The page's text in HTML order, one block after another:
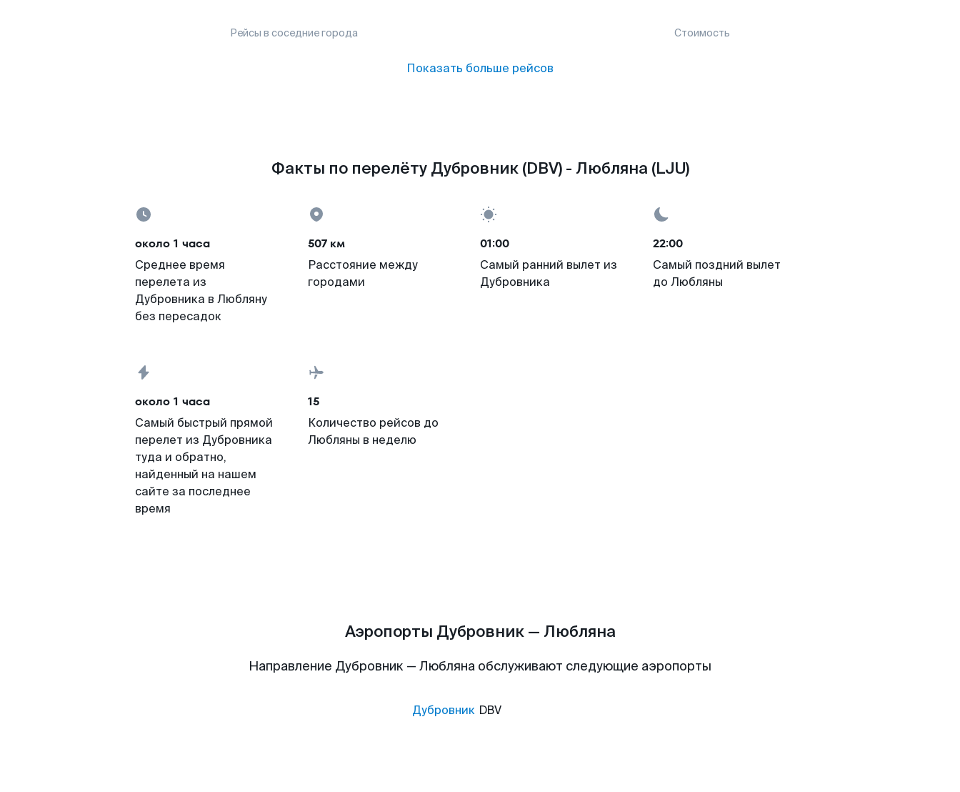
Рейсы в соседние города Стоимость
Показать больше рейсов
Факты по перелёту Дубровник (DBV) - Любляна (LJU)
около 1 часа
Среднее время
перелета из
Дубровника в Любляну
без пересадок
507 км
Расстояние между
городами
01:00
Самый ранний вылет из
Дубровника
22:00
Самый поздний вылет
до Любляны
около 1 часа
Самый быстрый прямой
перелет из Дубровника
туда и обратно,
найденный на нашем
сайте за последнее
время
15
Количество рейсов до
Любляны в неделю
Аэропорты Дубровник — Любляна
Направление Дубровник — Любляна обслуживают следующие аэропорты
Дубровник DBV